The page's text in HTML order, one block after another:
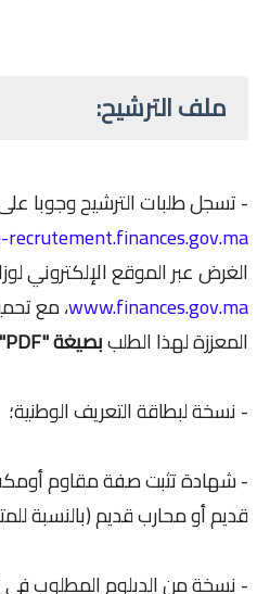
ملف الترشيح:
- تسجل طلبات الترشيح وجوبا على
الغرض عبر الموقع الإلكتروني
www.finances.gov.ma، مع
المعززة لهذا الطلببصيغة "PDF"
- نسخة لبطاقة التعريف الوطنية؛
- شهادة تثبت صفة مقاوم
قديم أو محارب قديم (بالنسبة
- نسخة من الدبلوم المطلوب في